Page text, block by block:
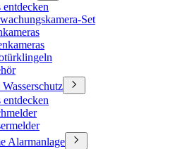
entdecken
Set
entdecken
Alarmanlage